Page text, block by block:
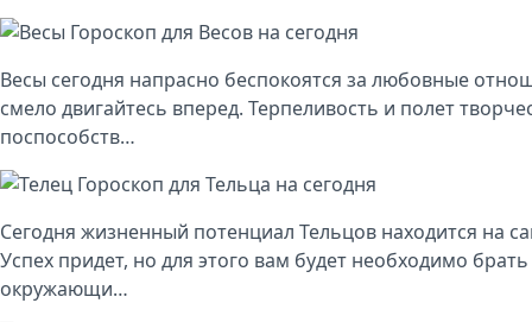
Гороскоп для Весов на сегодня
Весы сегодня напрасно беспокоятся за любовные
смело двигайтесь вперед. Терпеливость и полет
поспособств…
Гороскоп для Тельца на сегодня
Сегодня жизненный потенциал Тельцов находится на
Успех придет, но для этого вам будет необходимо
окружающи…